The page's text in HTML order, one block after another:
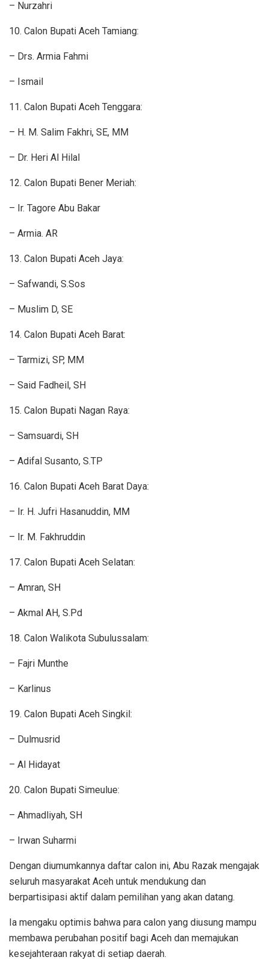
– Nurzahri
10. Calon Bupati Aceh Tamiang:
– Drs. Armia Fahmi
– Ismail
11. Calon Bupati Aceh Tenggara:
– H. M. Salim Fakhri, SE, MM
– Dr. Heri Al Hilal
12. Calon Bupati Bener Meriah:
– Ir. Tagore Abu Bakar
– Armia. AR
13. Calon Bupati Aceh Jaya:
– Safwandi, S.Sos
– Muslim D, SE
14. Calon Bupati Aceh Barat:
– Tarmizi, SP, MM
– Said Fadheil, SH
15. Calon Bupati Nagan Raya:
– Samsuardi, SH
– Adifal Susanto, S.TP
16. Calon Bupati Aceh Barat Daya:
– Ir. H. Jufri Hasanuddin, MM
– Ir. M. Fakhruddin
17. Calon Bupati Aceh Selatan:
– Amran, SH
– Akmal AH, S.Pd
18. Calon Walikota Subulussalam:
– Fajri Munthe
– Karlinus
19. Calon Bupati Aceh Singkil:
– Dulmusrid
– Al Hidayat
20. Calon Bupati Simeulue:
– Ahmadliyah, SH
– Irwan Suharmi
Dengan diumumkannya daftar calon ini, Abu Razak mengajak
seluruh masyarakat Aceh untuk mendukung dan
berpartisipasi aktif dalam pemilihan yang akan datang.
Ia mengaku optimis bahwa para calon yang diusung mampu
membawa perubahan positif bagi Aceh dan memajukan
kesejahteraan rakyat di setiap daerah.